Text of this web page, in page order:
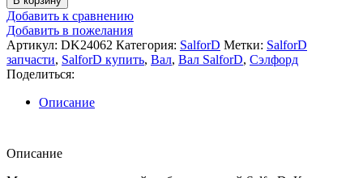
10011292
Вал
1
1/2"
-
62"
DK24062
Добавить к сравнению
Добавить в пожелания
Артикул: DK24062 Категория: SalforD Метки: SalforD
запчасти, SalforD купить, Вал, Вал SalforD, Сэлфорд
Поделиться:
Описание
Описание